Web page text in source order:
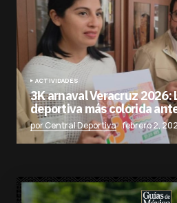
ACTIVIDADES
3K arnaval Veracruz 2026:
deportiva más colorida
por Central Deportiva febrero 2,